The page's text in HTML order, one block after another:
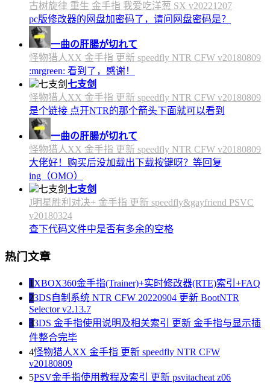
古树旋律 重生 金手指 我爱吃洋葱 SX v20221207
pc版修改器的网盘加密码了，请问网盘密码是？
一曲の肝腸が切れて
怪物猎人XX 金手指 更新 speedfly NTR CFW v20180809
:mrgreen: 看到了，感谢！
七支剑
怪物猎人XX 金手指 更新 speedfly NTR CFW v20180809
是个链接 点开NTR的那个箭头下面就可以看到
一曲の肝腸が切れて
怪物猎人XX 金手指 更新 speedfly NTR CFW v20180809
大佬好！购买后没加载出下载按键呀？等回复
ing（OMO）
七支剑
J明星胜利对决+ 金手指 更新 speedfly&gayfriend PSVC
v20180324
查下代码文件中是否有多余的空格
热门文章
1 XBOX360金手指(Trainer)+实时修改器(RTE)索引+FAQ
23DS自制系统 NTR CFW 20220904 更新 BootNTR
Selector v2.13.7
33DS 金手指使用说明及相关索引 更新 金手指与显示插
件整合完毕
4怪物猎人XX 金手指 更新 speedfly NTR CFW
v20180809
5PSV金手指使用教程及索引 更新 psvitacheat z06